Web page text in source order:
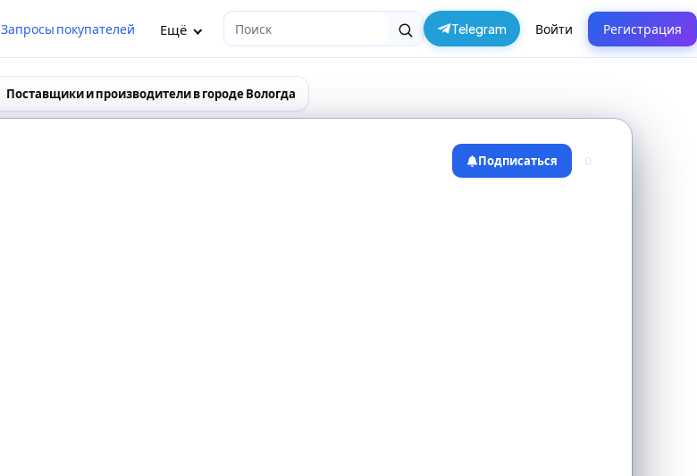
Запросы покупателей Ещё Поиск Telegram Войти Регистрация
Поставщики и производители в городе Вологда
Подписаться 0